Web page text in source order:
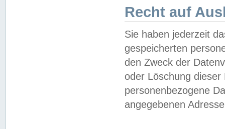
Recht auf
Sie haben jederzeit
gespeicherten
den Zweck der
oder Löschung
personenbezogene
angegebenen